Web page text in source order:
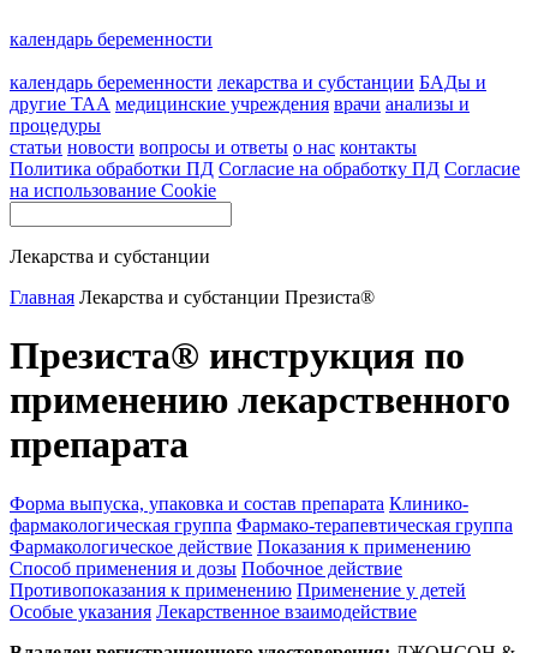
календарь беременности
календарь беременности лекарства и субстанции БАДы и
другие ТАА медицинские учреждения врачи анализы и
процедуры
статьи новости вопросы и ответы о нас контакты
Политика обработки ПД Согласие на обработку ПД Согласие
на использование Cookie
Лекарства и субстанции
Главная Лекарства и субстанции Презиста®
Презиста® инструкция по
применению лекарственного
препарата
Форма выпуска, упаковка и состав препарата Клинико-
фармакологическая группа Фармако-терапевтическая группа
Фармакологическое действие Показания к применению
Способ применения и дозы Побочное действие
Противопоказания к применению Применение у детей
Особые указания Лекарственное взаимодействие